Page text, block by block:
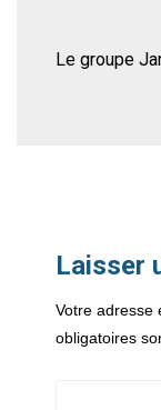
Le groupe
Laisser
Votre adresse
obligatoires